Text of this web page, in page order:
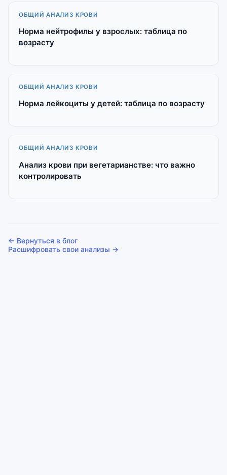
ОБЩИЙ АНАЛИЗ КРОВИ
Норма нейтрофилы у взрослых: таблица по
возрасту
ОБЩИЙ АНАЛИЗ КРОВИ
Норма лейкоциты у детей: таблица по возрасту
ОБЩИЙ АНАЛИЗ КРОВИ
Анализ крови при вегетарианстве: что важно
контролировать
← Вернуться в блог
Расшифровать свои анализы →